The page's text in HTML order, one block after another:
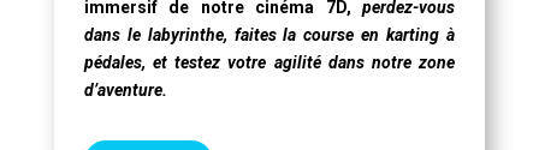
immersif de notre cinéma 7D,perdez-vous
dans le labyrinthe, faites la course en karting à
pédales, et testez votre agilité dans notre zone
d’aventure.